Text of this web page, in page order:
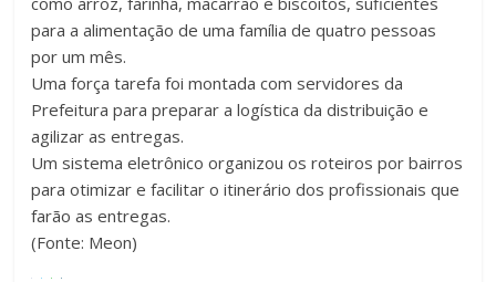
para a alimentação de uma família de quatro pessoas
por um mês.
Uma força tarefa foi montada com servidores da
Prefeitura para preparar a logística da distribuição e
agilizar as entregas.
Um sistema eletrônico organizou os roteiros por bairros
para otimizar e facilitar o itinerário dos profissionais que
farão as entregas.
(Fonte: Meon)